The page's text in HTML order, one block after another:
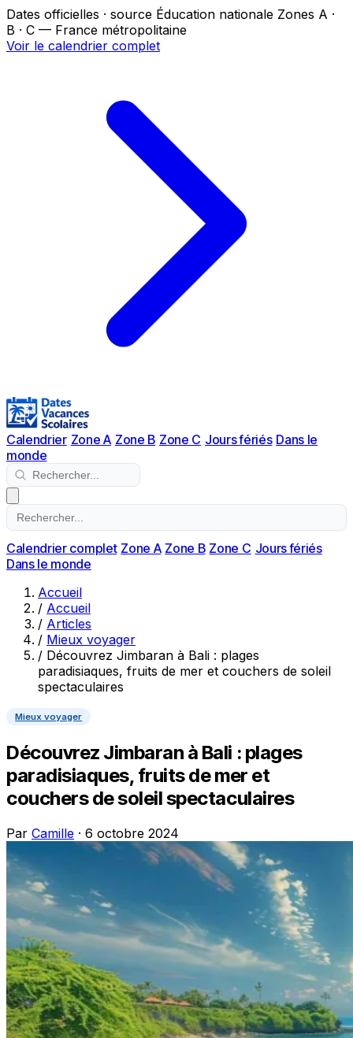
Dates officielles · source Éducation nationale Zones A ·
B · C — France métropolitaine
Voir le calendrier complet
Calendrier Zone A Zone B Zone C Jours fériés Dans le
monde
Calendrier complet Zone A Zone B Zone C Jours fériés
Dans le monde
Accueil
/ Accueil
/ Articles
/ Mieux voyager
/ Découvrez Jimbaran à Bali : plages
paradisiaques, fruits de mer et couchers de soleil
spectaculaires
Mieux voyager
Découvrez Jimbaran à Bali : plages
paradisiaques, fruits de mer et
couchers de soleil spectaculaires
Par Camille · 6 octobre 2024